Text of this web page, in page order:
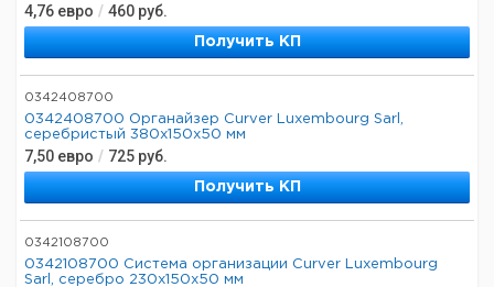
4,76 евро / 460 руб.
Получить КП
0342408700
0342408700 Органайзер Curver Luxembourg Sarl,
серебристый 380x150x50 мм
7,50 евро / 725 руб.
Получить КП
0342108700
0342108700 Система организации Curver Luxembourg
Sarl, серебро 230x150x50 мм